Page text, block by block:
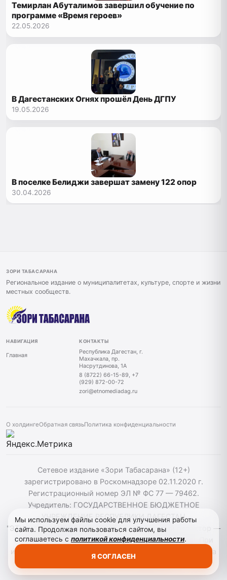
Темирлан Абуталимов завершил обучение по
программе «Время героев»
22.05.2026
В Дагестанских Огнях прошёл День ДГПУ
19.05.2026
В поселке Белиджи завершат замену 122 опор
30.04.2026
ЗОРИ ТАБАСАРАНА
Региональное издание о муниципалитетах, культуре, спорте и жизни
местных сообществ.
НАВИГАЦИЯ
Главная
КОНТАКТЫ
Республика Дагестан, г.
Махачкала, пр.
Насрутдинова, 1А
8 (8722) 66-15-89, +7
(929) 872-00-72
zori@etnomediadag.ru
О холдингеОбратная связьПолитика конфиденциальности
Сетевое издание «Зори Табасарана» (12+)
зарегистрировано в Роскомнадзоре 02.11.2020 г.
Регистрационный номер ЭЛ № ФС 77 — 79462.
Учредитель: ГОСУДАРСТВЕННОЕ БЮДЖЕТНОЕ
УЧРЕЖДЕНИЕ РЕСПУБЛИКИ ДАГЕСТАН
"ЭТНОМЕДИАХОЛДИНГ "ДАГЕСТАН". Главный редактор —
Г. Н. Маллалиев, Телефон редакции: 88722661589. При
использовании материалов сайта активная гиперссылка
Мы используем файлы cookie для улучшения работы
сайта. Продолжая пользоваться сайтом, вы
соглашаетесь с политикой конфиденциальности.
Я СОГЛАСЕН